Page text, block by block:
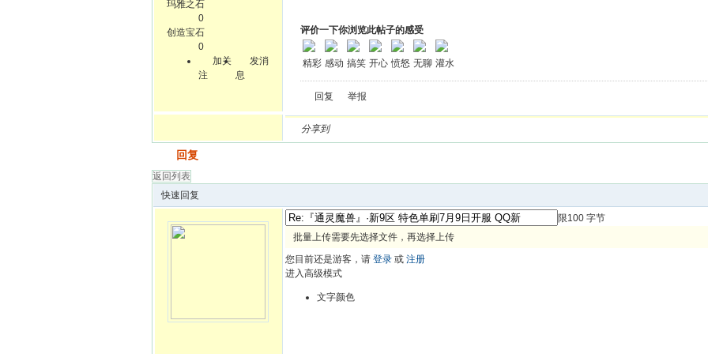
玛雅之石
0
创造宝石
0
加关
注
发消
息
评价一下你浏览此帖子的感受
精彩 感动 搞笑 开心 愤怒 无聊 灌水
回复 举报
分享到
回复
返回列表
快速回复
限100 字节
批量上传需要先选择文件，再选择上传
您目前还是游客，请 登录 或 注册
进入高级模式
文字颜色